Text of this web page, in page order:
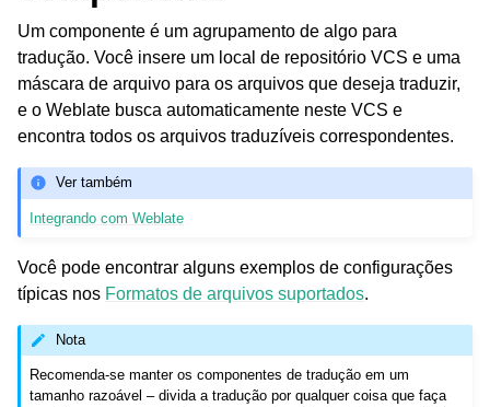
Um componente é um agrupamento de algo para
tradução. Você insere um local de repositório VCS e uma
máscara de arquivo para os arquivos que deseja traduzir,
e o Weblate busca automaticamente neste VCS e
encontra todos os arquivos traduzíveis correspondentes.
Ver também
Integrando com Weblate
Você pode encontrar alguns exemplos de configurações
típicas nos Formatos de arquivos suportados.
Nota
Recomenda-se manter os componentes de tradução em um
tamanho razoável – divida a tradução por qualquer coisa que faça